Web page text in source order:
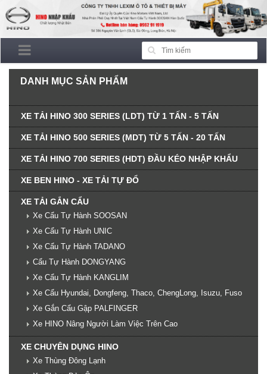
DANH MỤC SẢN PHẨM
XE TẢI HINO 300 SERIES (LDT) TỪ 1 TẤN - 5 TẤN
XE TẢI HINO 500 SERIES (MDT) TỪ 5 TẤN - 20 TẤN
XE TẢI HINO 700 SERIES (HDT) ĐẦU KÉO NHẬP KHẨU
XE BEN HINO - XE TẢI TỰ ĐỔ
XE TẢI GẮN CẨU
Xe Cẩu Tự Hành SOOSAN
Xe Cẩu Tự Hành UNIC
Xe Cẩu Tự Hành TADANO
Cẩu Tự Hành DONGYANG
Xe Cẩu Tự Hành KANGLIM
Xe Cẩu Hyundai, Dongfeng, Thaco, ChengLong, Isuzu, Fuso
Xe Gắn Cẩu Gập PALFINGER
Xe HINO Nâng Người Làm Việc Trên Cao
XE CHUYÊN DỤNG HINO
Xe Thùng Đông Lạnh